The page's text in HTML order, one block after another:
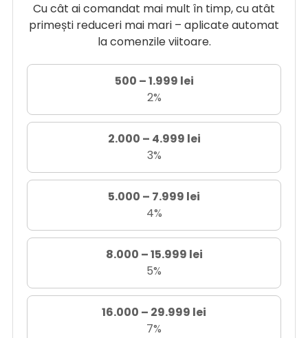
Cu cât ai comandat mai mult în timp, cu atât
primești reduceri mai mari – aplicate automat
la comenzile viitoare.
500 – 1.999 lei
2%
2.000 – 4.999 lei
3%
5.000 – 7.999 lei
4%
8.000 – 15.999 lei
5%
16.000 – 29.999 lei
7%